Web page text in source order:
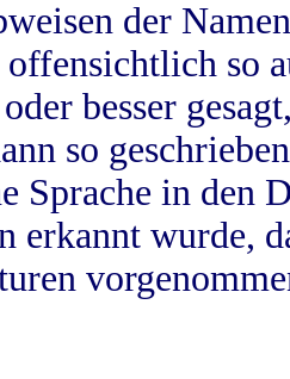
der
so
besser
so
Sprache in
erkannt wurde,